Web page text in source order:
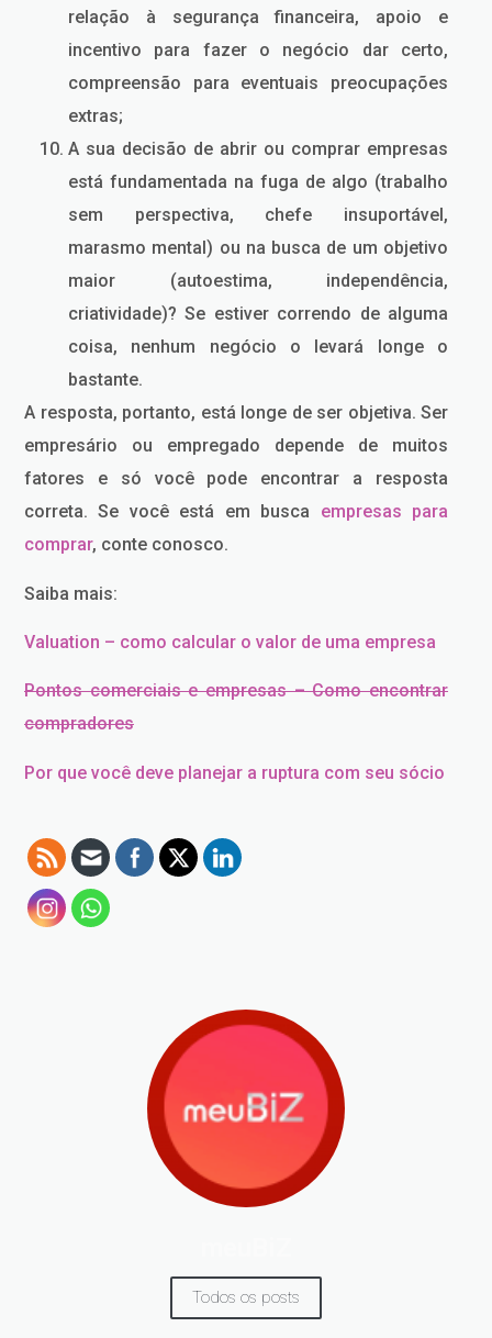
relação à segurança financeira, apoio e
incentivo para fazer o negócio dar certo,
compreensão para eventuais preocupações
extras;
A sua decisão de abrir ou comprar empresas
está fundamentada na fuga de algo (trabalho
sem perspectiva, chefe insuportável,
marasmo mental) ou na busca de um objetivo
maior (autoestima, independência,
criatividade)? Se estiver correndo de alguma
coisa, nenhum negócio o levará longe o
bastante.
A resposta, portanto, está longe de ser objetiva. Ser
empresário ou empregado depende de muitos
fatores e só você pode encontrar a resposta
correta. Se você está em busca empresas para
comprar, conte conosco.
Saiba mais:
Valuation – como calcular o valor de uma empresa
Pontos comerciais e empresas – Como encontrar
compradores
Por que você deve planejar a ruptura com seu sócio
Todos os posts